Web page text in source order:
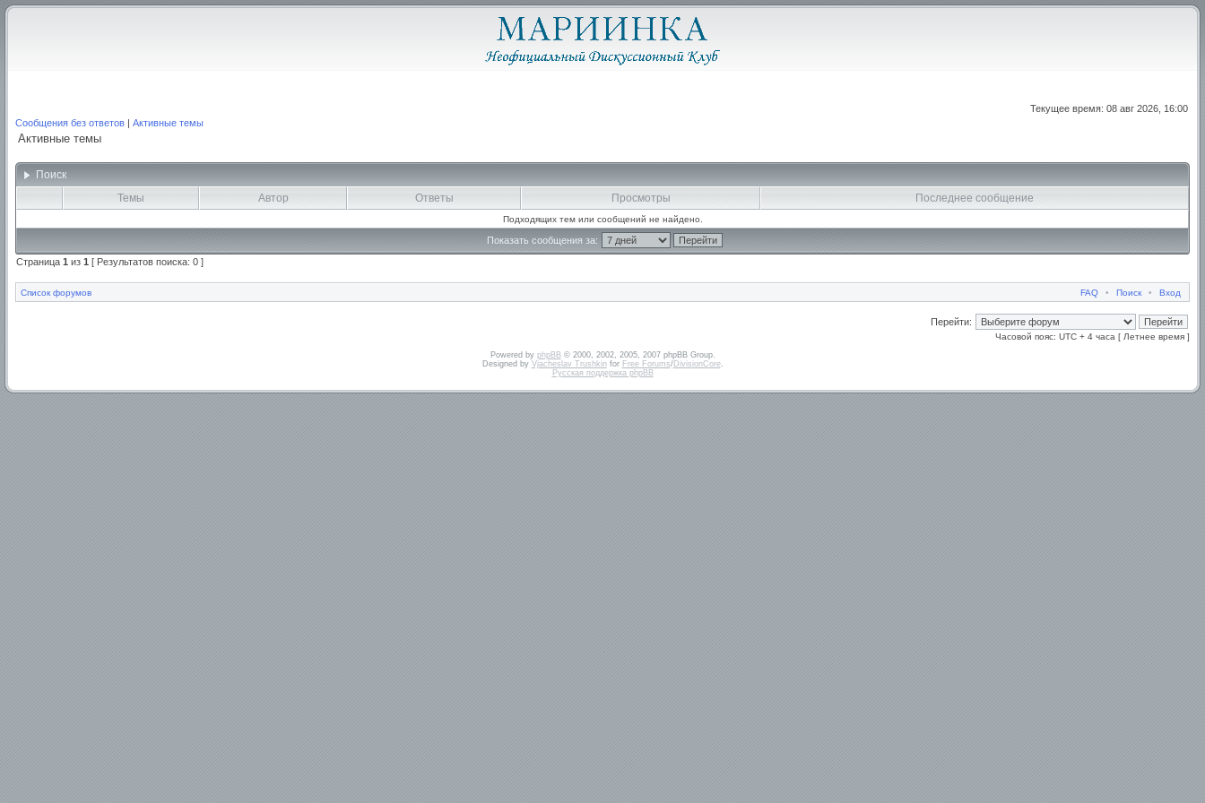
Текущее время: 08 авг 2026, 16:00
Сообщения без ответов | Активные темы
Активные темы
Поиск
Темы
Автор Ответы Просмотры Последнее сообщение
Подходящих тем или сообщений не найдено.
Показать сообщения за:
Страница 1 из 1 [ Результатов поиска: 0 ]
Список форумов FAQ • Поиск • Вход
Перейти:
Часовой пояс: UTC + 4 часа [ Летнее время ]
Powered by phpBB© 2000, 2002, 2005, 2007 phpBB Group.
Designed by Vjacheslav Trushkinfor Free Forums/DivisionCore.
Русская поддержка phpBB